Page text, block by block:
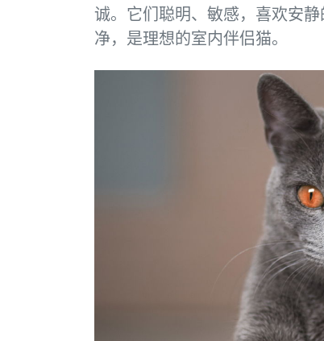
诚。它们聪明、敏感，喜欢安
净，是理想的室内伴侣猫。